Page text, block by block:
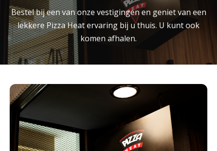
Bestel bij een van onze vestigingen en geniet van een
lekkere Pizza Heat ervaring bij u thuis. U kunt ook
komen afhalen.